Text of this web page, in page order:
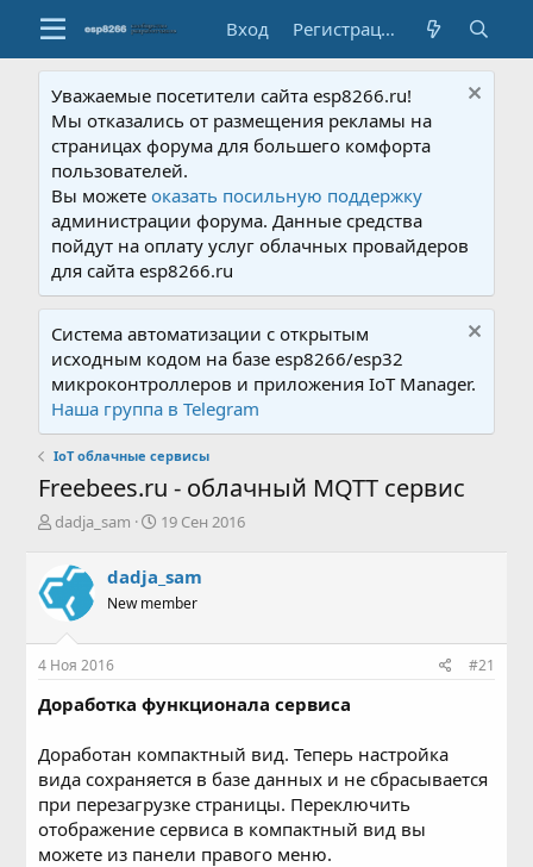
Вход Регистрация
Уважаемые посетители сайта esp8266.ru!
Мы отказались от размещения рекламы на
страницах форума для большего комфорта
пользователей.
Вы можетеоказать посильную поддержку
администрации форума. Данные средства
пойдут на оплату услуг облачных провайдеров
для сайта esp8266.ru
Система автоматизации с открытым
исходным кодом на базе esp8266/esp32
микроконтроллеров и приложения IoT Manager.
Наша группа в Telegram
IoT облачные сервисы
Freebees.ru - облачный MQTT сервис
А
о
р
е
м
dadja_sam
Д
а
н
ч
а
19 Сен 2016
dadja_sam
New member
4 Ноя 2016 #21
Доработка функционала сервиса
Доработан компактный вид. Теперь настройка
вида сохраняется в базе данных и не сбрасывается
при перезагрузке страницы. Переключить
отображение сервиса в компактный вид вы
можете из панели правого меню.